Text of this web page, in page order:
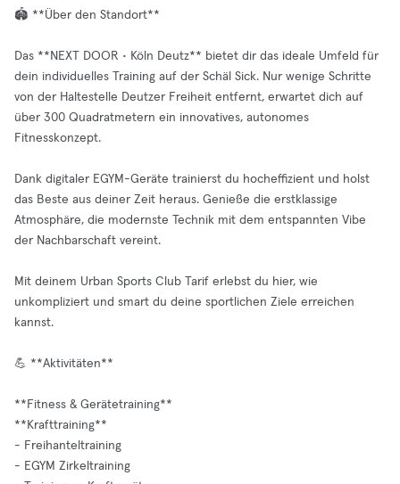
🏟️ **Über den Standort**
Das **NEXT DOOR • Köln Deutz** bietet dir das ideale Umfeld für
dein individuelles Training auf der Schäl Sick. Nur wenige Schritte
von der Haltestelle Deutzer Freiheit entfernt, erwartet dich auf
über 300 Quadratmetern ein innovatives, autonomes
Fitnesskonzept.
Dank digitaler EGYM-Geräte trainierst du hocheffizient und holst
das Beste aus deiner Zeit heraus. Genieße die erstklassige
Atmosphäre, die modernste Technik mit dem entspannten Vibe
der Nachbarschaft vereint.
Mit deinem Urban Sports Club Tarif erlebst du hier, wie
unkompliziert und smart du deine sportlichen Ziele erreichen
kannst.
💪 **Aktivitäten**
**Fitness & Gerätetraining**
**Krafttraining**
- Freihanteltraining
- EGYM Zirkeltraining